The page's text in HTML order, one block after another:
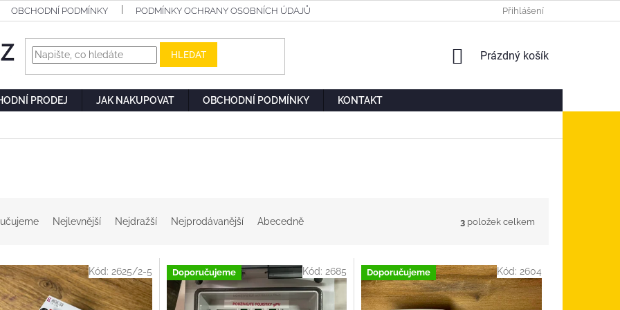
OBCHODNÍ PODMÍNKY PODMÍNKY OCHRANY OSOBNÍCH ÚDAJŮ Přihlášení
HLEDAT
NÁKUPNÍ
Prázdný košík
PRODEJ JAK NAKUPOVAT OBCHODNÍ PODMÍNKY KONTAKT
Nejlevnější Nejdražší Nejprodávanější Abecedně 3 položek celkem
Kód: 2625/2-5 Doporučujeme Kód: 2685 Doporučujeme Kód: 2604